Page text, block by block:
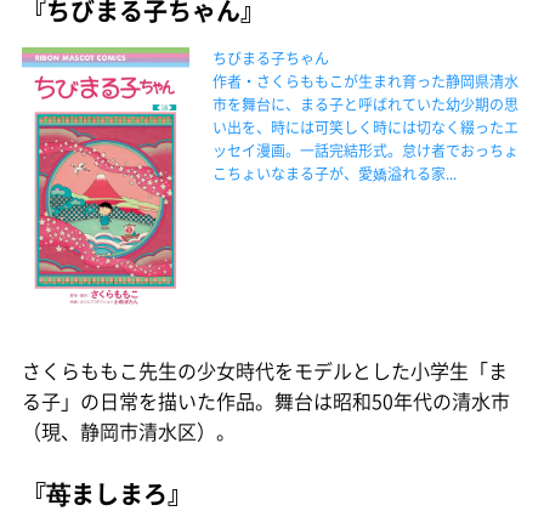
『ちびまる子ちゃん』
ちびまる子ちゃん
作者・さくらももこが生まれ育った静岡県清水
市を舞台に、まる子と呼ばれていた幼少期の思
い出を、時には可笑しく時には切なく綴ったエ
ッセイ漫画。一話完結形式。怠け者でおっちょ
こちょいなまる子が、愛嬌溢れる家...
さくらももこ先生の少女時代をモデルとした小学生「ま
る子」の日常を描いた作品。舞台は昭和50年代の清水市
（現、静岡市清水区）。
『苺ましまろ』